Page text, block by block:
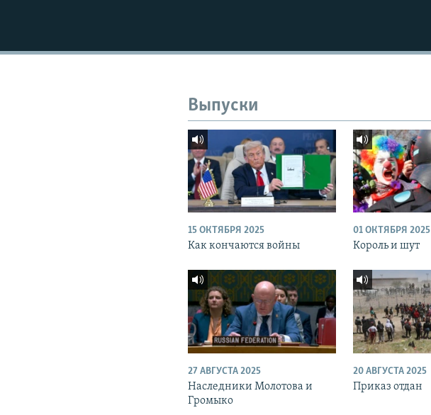
Выпуски
15 ОКТЯБРЯ 2025
Как кончаются войны
01 ОКТЯБРЯ 2025
Король и шут
27 АВГУСТА 2025
Наследники Молотова и
Громыко
20 АВГУСТА 2025
Приказ отдан